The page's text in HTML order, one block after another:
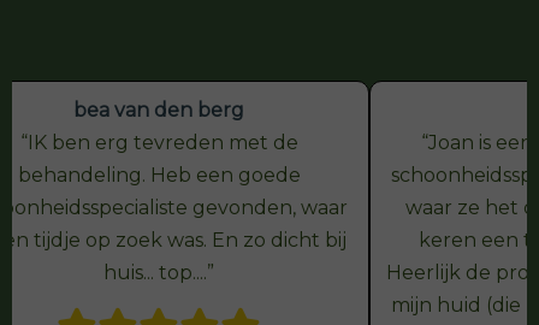
Kim
Joan is een super fijne en goede
schoonheidsspecialiste die precies weet
waar ze het over heeft. Al meerdere
keren een top huid advies gehad.
Heerlijk de producten van Hannah waar
mijn huid (die niet heel Makkelijk is) het
Ik
Joan
verstaat